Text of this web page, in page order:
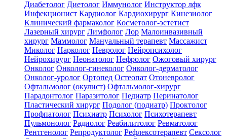
Диабетолог Диетолог Иммунолог Инструктор лфк
Инфекционист Кардиолог Кардиохирург Кинезиолог
Клинический фармаколог Косметолог-эстетист
Лазерный хирург Лимфолог Лор Малоинвазивный
хирург Маммолог Мануальный терапевт Массажист
Миколог Нарколог Невролог Нейропсихолог
Нейрохирург Неонатолог Нефролог Ожоговый хирург
Онколог Онколог-гинеколог Онколог-дерматолог
Онколог-уролог Ортопед Остеопат Отоневролог
Офтальмолог (окулист) Офтальмолог-хирург
Парадонтолог Паразитолог Педиатр Перинатолог
Пластический хирург Подолог (подиатр) Проктолог
Профпатолог Психиатр Психолог Психотерапевт
Пульмонолог Радиолог Реабилитолог Ревматолог
Рентгенолог Репродуктолог Рефлексотерапевт Сексолог